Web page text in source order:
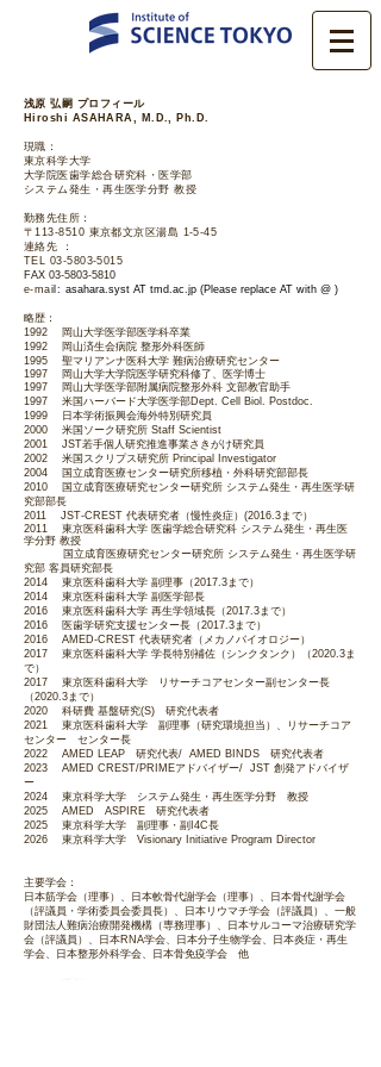
浅原 弘嗣 プロフィール
Hiroshi ASAHARA, M.D., Ph.D.
現職：
東京科学大学
大学院医歯学総合研究科・医学部
システム発生・再生医学分野 教授
勤務先住所：
〒113-8510 東京都文京区湯島 1-5-45
連絡先 ：
TEL 03-5803-5015
FAX 03-5803-5810
e-mail: asahara.systAT tmd.ac.jp (Please replace AT with @ )
略歴：
1992 岡山大学医学部医学科卒業
1992 岡山済生会病院 整形外科医師
1995 聖マリアンナ医科大学 難病治療研究センター
1997 岡山大学大学院医学研究科修了、医学博士
1997 岡山大学医学部附属病院整形外科 文部教官助手
1997 米国ハーバード大学医学部Dept. Cell Biol. Postdoc.
1999 日本学術振興会海外特別研究員
2000 米国ソーク研究所 Staff Scientist
2001 JST若手個人研究推進事業さきがけ研究員
2002 米国スクリプス研究所 Principal Investigator
2004 国立成育医療センター研究所移植・外科研究部部長
2010 国立成育医療研究センター研究所 システム発生・再生医学研
究部部長
2011 JST-CREST 代表研究者（慢性炎症）(2016.3まで）
2011 東京医科歯科大学 医歯学総合研究科 システム発生・再生医
学分野 教授
国立成育医療研究センター研究所 システム発生・再生医学研
究部 客員研究部長
2014 東京医科歯科大学 副理事（2017.3まで）
2014 東京医科歯科大学 副医学部長
2016 東京医科歯科大学 再生学領域長（2017.3まで）
2016 医歯学研究支援センター長（2017.3まで）
2016 AMED-CREST 代表研究者（メカノバイオロジー）
2017 東京医科歯科大学 学長特別補佐（シンクタンク）（2020.3ま
で）
2017 東京医科歯科大学 リサーチコアセンター副センター長
（2020.3まで）
2020 科研費 基盤研究(S) 研究代表者
2021 東京医科歯科大学 副理事（研究環境担当）、リサーチコア
センター センター長
2022 AMED LEAP 研究代表/ AMED BINDS 研究代表者
2023 AMED CREST/PRIMEアドバイザー/ JST 創発アドバイザ
ー
2024 東京科学大学 システム発生・再生医学分野 教授
2025 AMED ASPIRE 研究代表者
2025 東京科学大学 副理事・副I4C長
2026 東京科学大学 Visionary Initiative Program Director
主要学会：
日本筋学会（理事）、日本軟骨代謝学会（理事）、
日本骨代謝学会
（評議員・学術委員会委員長）、
日本リウマチ学会（評議員）、一般
財団法人難病治療開発機構（専務理事）、日本サルコーマ治療研究学
会（評議員）、
日本RNA学会、日本分子生物学会、日本炎症・再生
学会、
日本整形外科学会、日本骨免疫学会 他